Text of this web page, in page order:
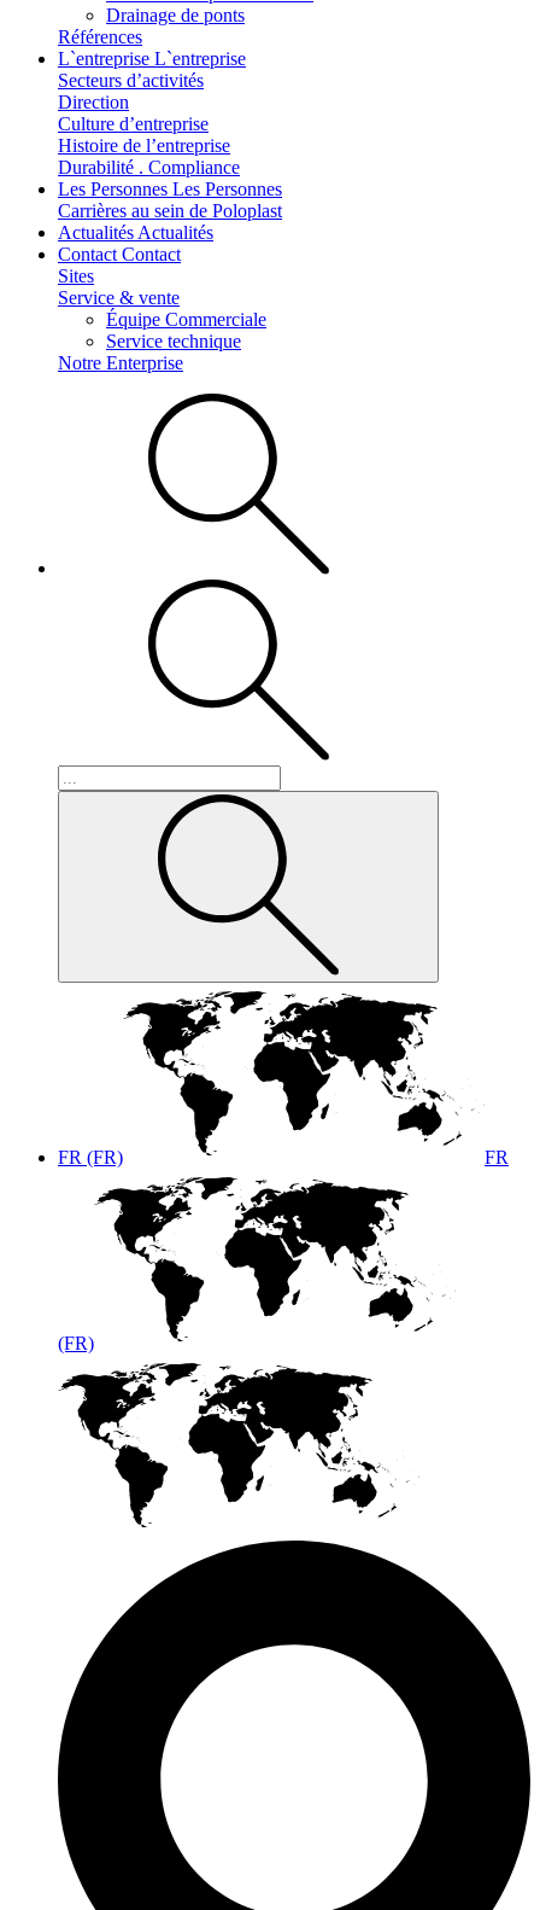
Drainage de ponts
Références
L`entreprise L`entreprise
Secteurs d’activités
Direction
Culture d’entreprise
Histoire de l’entreprise
Durabilité . Compliance
Les Personnes Les Personnes
Carrières au sein de Poloplast
Actualités Actualités
Contact Contact
Sites
Service & vente
Équipe Commerciale
Service technique
Notre Enterprise
FR (FR) FR
(FR)